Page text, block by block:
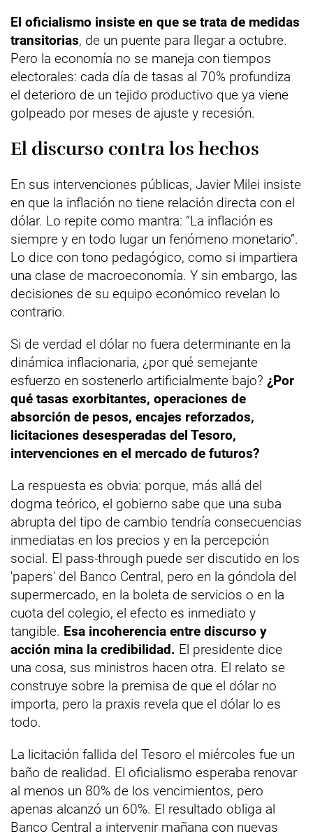
El oficialismo insiste en que se trata de medidas
transitorias, de un puente para llegar a octubre.
Pero la economía no se maneja con tiempos
electorales: cada día de tasas al 70% profundiza
el deterioro de un tejido productivo que ya viene
golpeado por meses de ajuste y recesión.
El discurso contra los hechos
En sus intervenciones públicas, Javier Milei insiste
en que la inflación no tiene relación directa con el
dólar. Lo repite como mantra: “La inflación es
siempre y en todo lugar un fenómeno monetario”.
Lo dice con tono pedagógico, como si impartiera
una clase de macroeconomía. Y sin embargo, las
decisiones de su equipo económico revelan lo
contrario.
Si de verdad el dólar no fuera determinante en la
dinámica inflacionaria, ¿por qué semejante
esfuerzo en sostenerlo artificialmente bajo? ¿Por
qué tasas exorbitantes, operaciones de
absorción de pesos, encajes reforzados,
licitaciones desesperadas del Tesoro,
intervenciones en el mercado de futuros?
La respuesta es obvia: porque, más allá del
dogma teórico, el gobierno sabe que una suba
abrupta del tipo de cambio tendría consecuencias
inmediatas en los precios y en la percepción
social. El pass-through puede ser discutido en los
'papers' del Banco Central, pero en la góndola del
supermercado, en la boleta de servicios o en la
cuota del colegio, el efecto es inmediato y
tangible. Esa incoherencia entre discurso y
acción mina la credibilidad. El presidente dice
una cosa, sus ministros hacen otra. El relato se
construye sobre la premisa de que el dólar no
importa, pero la praxis revela que el dólar lo es
todo.
La licitación fallida del Tesoro el miércoles fue un
baño de realidad. El oficialismo esperaba renovar
al menos un 80% de los vencimientos, pero
apenas alcanzó un 60%. El resultado obliga al
Banco Central a intervenir mañana con nuevas